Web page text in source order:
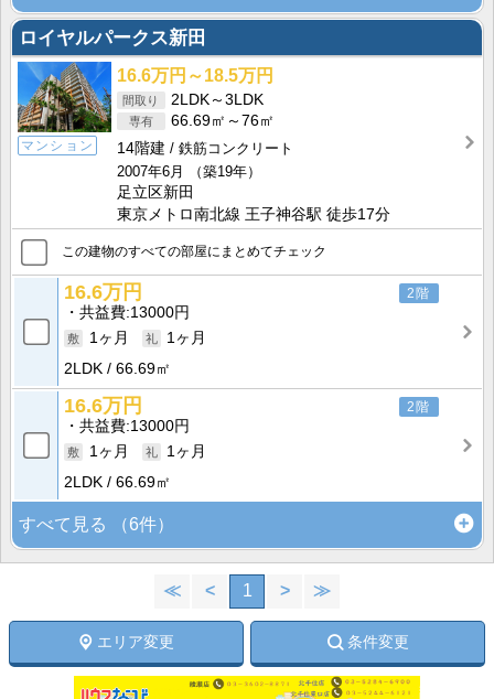
ロイヤルパークス新田
マンション
16.6万円～18.5万円
2LDK～3LDK
66.69㎡～76㎡
14階建
鉄筋コンクリート
2007年6月
（築19年）
足立区新田
東京メトロ南北線 王子神谷駅 徒歩17分
この建物のすべての部屋にまとめてチェック
2階
16.6万円
共益費 13000円
1ヶ月
1ヶ月
2LDK
66.69㎡
2階
16.6万円
共益費 13000円
1ヶ月
1ヶ月
2LDK
66.69㎡
すべて見る （6件）
≪ < 1 > ≫
エリア変更 条件変更